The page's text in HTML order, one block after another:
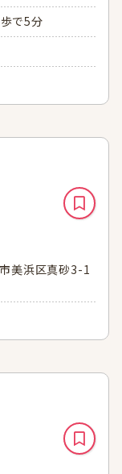
で5分
美浜区真砂3-1